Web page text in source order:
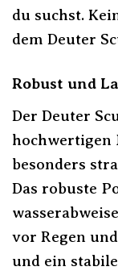
du suchst.
dem Deuter
Robust und
Der Deuter
hochwertigen
besonders
Das robuste
vor Regen
und ein